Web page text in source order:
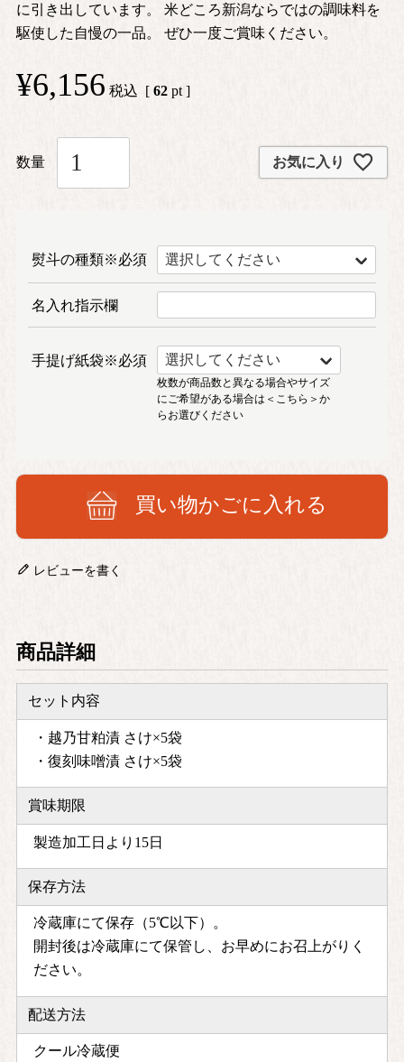
に引き出しています。 米どころ新潟ならではの調味料を
駆使した自慢の一品。 ぜひ一度ご賞味ください。
¥6,156 税込 [ 62 pt ]
お気に入り
買い物かごに入れる
熨斗の種類※必須
名入れ指示欄
手提げ紙袋※必須
枚数が商品数と異なる場合やサイズ
にご希望がある場合は ＜こちら＞か
らお選びください
レビューを書く
商品詳細
セット内容
・越乃甘粕漬 さけ×5袋
・復刻味噌漬 さけ×5袋
賞味期限
製造加工日より15日
保存方法
冷蔵庫にて保存（5℃以下）。
開封後は冷蔵庫にて保管し、お早めにお召上がりく
ださい。
配送方法
クール冷蔵便